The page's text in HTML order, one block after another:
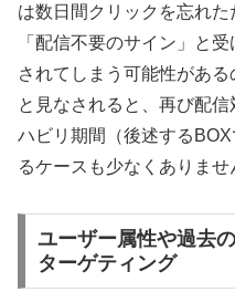
は数日間クリックを忘れ
「配信不要のサイン」と
されてしまう可能性がある
と見なされると、再び配
ハビリ期間（後述する
るケースも少なくありませ
ユーザー属性や過去
ターゲティング